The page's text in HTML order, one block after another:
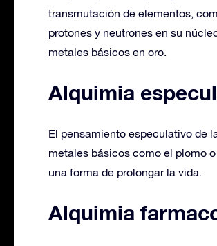
transmutación de elementos,
protones y neutrones en su
metales básicos en oro.
Alquimia
El pensamiento especulativo de
metales básicos como el plomo
una forma de prolongar la vida.
Alquimia